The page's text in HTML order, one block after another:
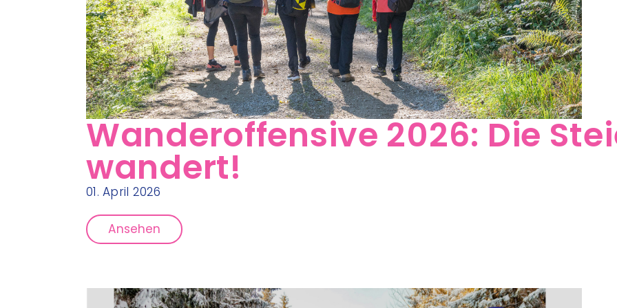
Wanderoffensive 2026: Die
wandert!
01. April 2026
Ansehen